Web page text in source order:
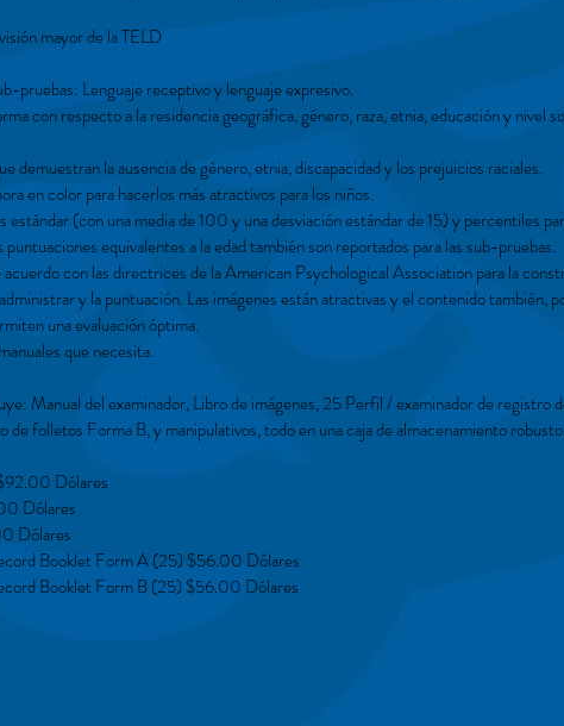
mayor de la TELD
pruebas: Lenguaje receptivo y lenguaje expresivo.
con respecto a la residencia geográfica, género, raza, etnia, educación y nivel
demuestran la ausencia de género, etnia, discapacidad y los prejuicios raciales.
en color para hacerlos más atractivos para los niños.
estándar (con una media de 100 y una desviación estándar de 15) y percentiles
equivalentes a la edad también son reportados para las sub-pruebas.
con las directrices de la American Psychological Association para la
y la puntuación. Las imágenes están atractivas y el contenido también,
una evaluación óptima.
que necesita.
Manual del examinador, Libro de imágenes, 25 Perfil / examinador de registro
de folletos Forma B, y manipulativos, todo en una caja de almacenamiento
Dólares
Dólares
Dólares
Booklet Form A (25) $56.00 Dólares
Booklet Form B (25) $56.00 Dólares